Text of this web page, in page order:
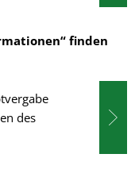
finden
des